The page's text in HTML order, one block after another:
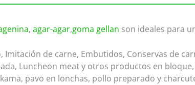
,agar-agar,goma gellan son ideales para
Imitación de carne, Embutidos, Conservas de
Luncheon meat y otros productos en
pavo en lonchas, pollo preparado y